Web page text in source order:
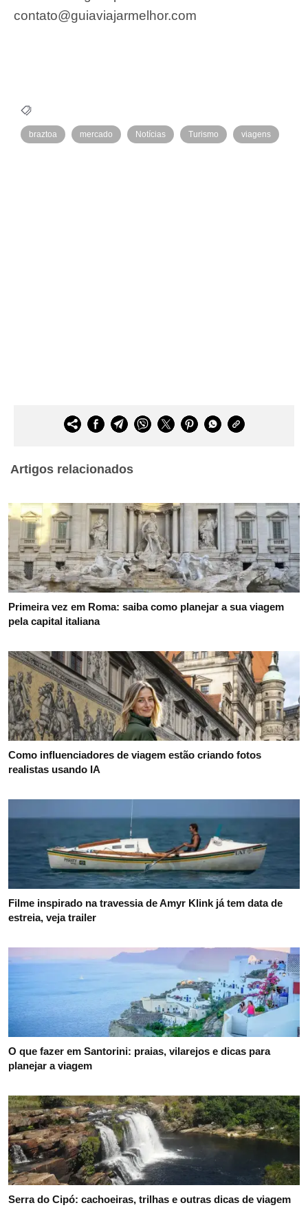
contato@guiaviajarmelhor.com
braztoa mercado Notícias Turismo viagens
Artigos relacionados
Primeira vez em Roma: saiba como planejar a sua viagem
pela capital italiana
Como influenciadores de viagem estão criando fotos
realistas usando IA
Filme inspirado na travessia de Amyr Klink já tem data de
estreia, veja trailer
O que fazer em Santorini: praias, vilarejos e dicas para
planejar a viagem
Serra do Cipó: cachoeiras, trilhas e outras dicas de viagem